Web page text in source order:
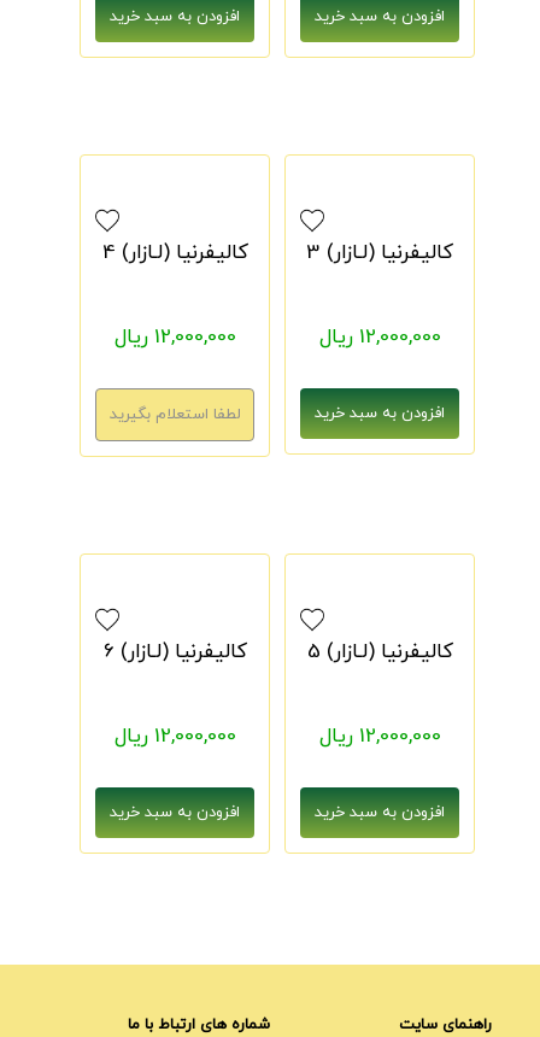
کالیفرنیا (لـازار) 3
12,000,000 ریال
کالیفرنیا (لـازار) 4
12,000,000 ریال
کالیفرنیا (لـازار) 5
12,000,000 ریال
کالیفرنیا (لـازار) 6
12,000,000 ریال
راهنمای سایت شماره های ارتباط با ما